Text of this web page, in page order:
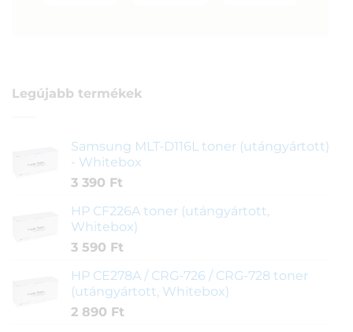
Legújabb termékek
Samsung MLT-D116L toner (utángyártott)
- Whitebox
3 390 Ft
HP CF226A toner (utángyártott,
Whitebox)
3 590 Ft
HP CE278A / CRG-726 / CRG-728 toner
(utángyártott, Whitebox)
2 890 Ft